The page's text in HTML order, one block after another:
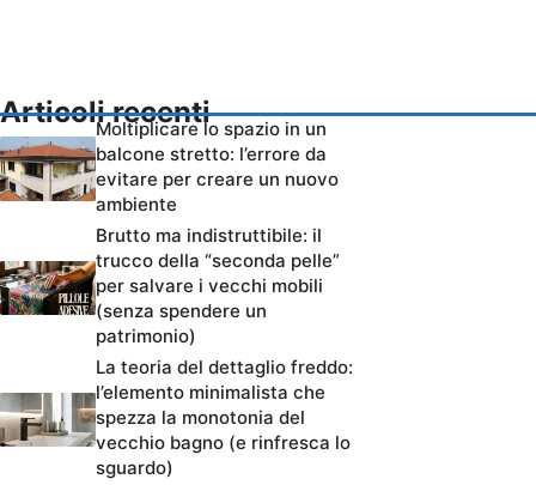
Articoli recenti
Moltiplicare lo spazio in un
balcone stretto: l’errore da
evitare per creare un nuovo
ambiente
Brutto ma indistruttibile: il
trucco della “seconda pelle”
per salvare i vecchi mobili
(senza spendere un
patrimonio)
La teoria del dettaglio freddo:
l’elemento minimalista che
spezza la monotonia del
vecchio bagno (e rinfresca lo
sguardo)